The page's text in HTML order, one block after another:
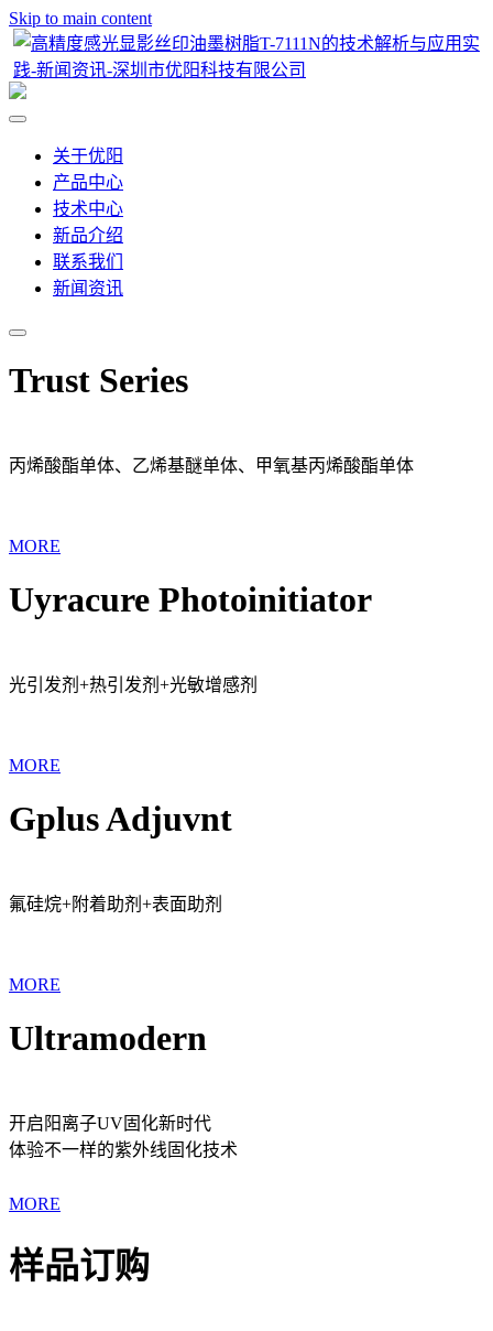
Skip to main content
关于优阳
产品中心
技术中心
新品介绍
联系我们
新闻资讯
Trust Series
丙烯酸酯单体、乙烯基醚单体、甲氧基丙烯酸酯单体
MORE
Uyracure Photoinitiator
光引发剂+热引发剂+光敏增感剂
MORE
Gplus Adjuvnt
氟硅烷+附着助剂+表面助剂
MORE
Ultramodern
开启阳离子UV固化新时代
体验不一样的紫外线固化技术
MORE
样品订购